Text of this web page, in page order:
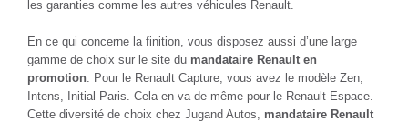
les garanties comme les autres véhicules Renault.
En ce qui concerne la finition, vous disposez aussi d’une large
gamme de choix sur le site du mandataire Renault en
promotion . Pour le Renault Capture, vous avez le modèle Zen,
Intens, Initial Paris. Cela en va de même pour le Renault Espace.
Cette diversité de choix chez Jugand Autos, mandataire Renault